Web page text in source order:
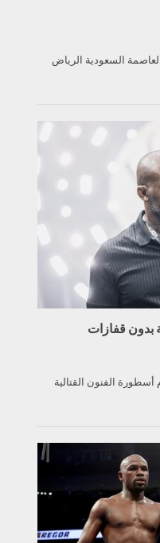
السعودية الرياض
بدون قفازات
الفنون القتالية